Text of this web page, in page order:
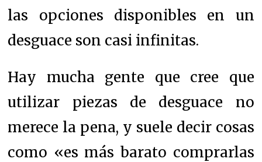
las opciones disponibles en un
desguace son casi infinitas.
Hay mucha gente que cree que
utilizar piezas de desguace no
merece la pena, y suele decir cosas
como «es más barato comprarlas